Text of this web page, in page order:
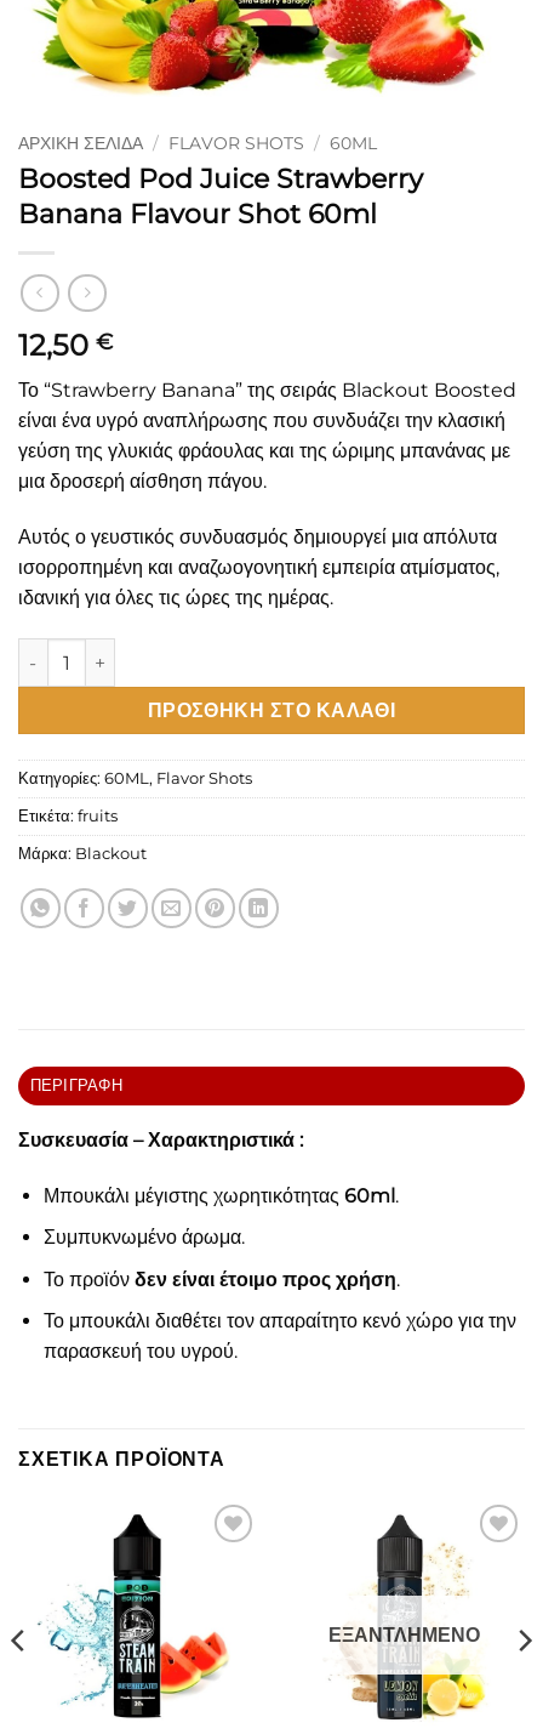
ΑΡΧΙΚΉ ΣΕΛΊΔΑ / FLAVOR SHOTS / 60ML
Boosted Pod Juice Strawberry
Banana Flavour Shot 60ml
12,50 €
Το “Strawberry Banana” της σειράς Blackout Boosted
είναι ένα υγρό αναπλήρωσης που συνδυάζει την κλασική
γεύση της γλυκιάς φράουλας και της ώριμης μπανάνας με
μια δροσερή αίσθηση πάγου.
Αυτός ο γευστικός συνδυασμός δημιουργεί μια απόλυτα
ισορροπημένη και αναζωογονητική εμπειρία ατμίσματος,
ιδανική για όλες τις ώρες της ημέρας.
Boosted Pod Juice Strawberry Banana Flavour Shot 60ml
ΠΡΟΣΘΉΚΗ ΣΤΟ ΚΑΛΆΘΙ
Κατηγορίες: 60ML , Flavor Shots
Ετικέτα: fruits
Μάρκα: Blackout
ΠΕΡΙΓΡΑΦΉ
Συσκευασία – Χαρακτηριστικά :
Μπουκάλι μέγιστης χωρητικότητας 60ml.
Συμπυκνωμένο άρωμα.
Το προϊόν δεν είναι έτοιμο προς χρήση.
Το μπουκάλι διαθέτει τον απαραίτητο κενό χώρο για την
παρασκευή του υγρού.
ΣΧΕΤΙΚΆ ΠΡΟΪΌΝΤΑ
Πρόσθήκη
στην λίστα
επιθυμιών
ΕΞΑΝΤΛΗΜΈΝΟ